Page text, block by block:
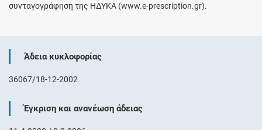
συνταγογράφηση της ΗΔΥΚΑ (www.e-prescription.gr).
Άδεια κυκλοφορίας
36067/18-12-2002
Έγκριση και ανανέωση άδειας